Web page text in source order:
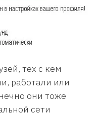
тех с кем
работали или
они тоже
сети